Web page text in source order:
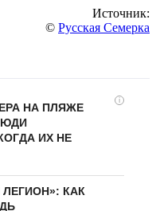
Источник:
© Русская Семерка
i
НА ПЛЯЖЕ
ИХ НЕ
КАК